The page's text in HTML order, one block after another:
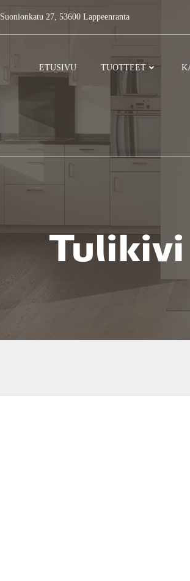
Suonionkatu 27, 53600 Lappeenranta
ETUSIVU TUOTTEET
Tulikivi